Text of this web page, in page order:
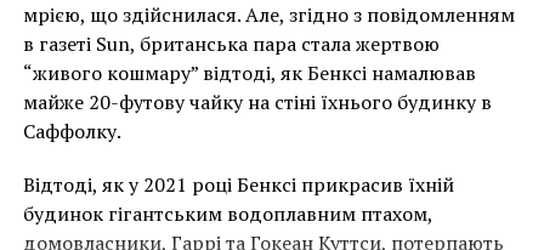
мрією, що здійснилася. Але, згідно з повідомленням
в газеті Sun, британська пара стала жертвою
“живого кошмару” відтоді, як Бенксі намалював
майже 20-футову чайку на стіні їхнього будинку в
Саффолку.
Відтоді, як у 2021 році Бенксі прикрасив їхній
будинок гігантським водоплавним птахом,
домовласники, Гаррі та Гокеан Куттси, потерпають